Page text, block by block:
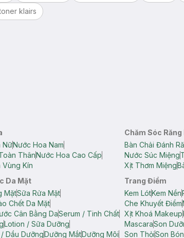
klairs
NữNước Hoa Nam
ThânNước Hoa Cao Cấp
Vùng Kín
Chăm Sóc Răng
Bàn Chải Đánh
Nước Súc Miệng
Xịt Thơm Miệng
Da Mặt
MặtSữa Rửa Mặt
Chết Da Mặt
Cân Bằng DaSerum / Tinh Chất
Lotion / Sữa Dưỡng
Dầu DưỡngDưỡng MắtDưỡng Môi
Trang Điểm
Kem LótKem Nền
Che Khuyết Điểm
Xịt Khoá Makeup
MascaraSon
Son ThỏiSon